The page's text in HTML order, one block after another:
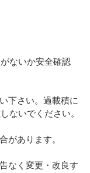
ないか安全確認
下さい。過載積に
ないでください。
があります。
なく変更・改良す